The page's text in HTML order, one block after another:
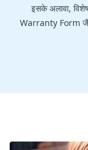
इसके अलावा,
Warranty Form